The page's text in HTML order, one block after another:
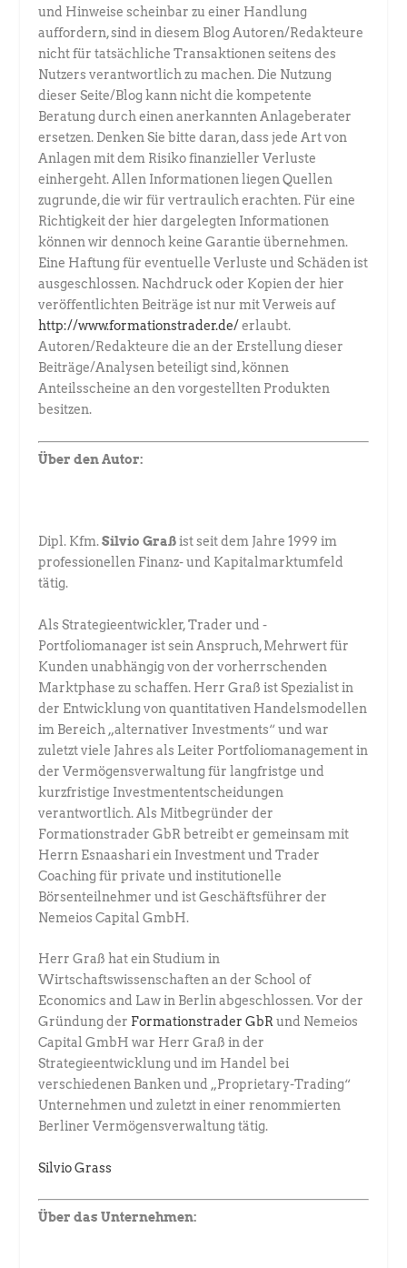
und Hinweise scheinbar zu einer Handlung
auffordern, sind in diesem Blog Autoren/Redakteure
nicht für tatsächliche Transaktionen seitens des
Nutzers verantwortlich zu machen. Die Nutzung
dieser Seite/Blog kann nicht die kompetente
Beratung durch einen anerkannten Anlageberater
ersetzen. Denken Sie bitte daran, dass jede Art von
Anlagen mit dem Risiko finanzieller Verluste
einhergeht. Allen Informationen liegen Quellen
zugrunde, die wir für vertraulich erachten. Für eine
Richtigkeit der hier dargelegten Informationen
können wir dennoch keine Garantie übernehmen.
Eine Haftung für eventuelle Verluste und Schäden ist
ausgeschlossen. Nachdruck oder Kopien der hier
veröffentlichten Beiträge ist nur mit Verweis auf
http://www.formationstrader.de/ erlaubt.
Autoren/Redakteure die an der Erstellung dieser
Beiträge/Analysen beteiligt sind, können
Anteilsscheine an den vorgestellten Produkten
besitzen.
Über den Autor:
Dipl. Kfm.Silvio Graßist seit dem Jahre 1999 im
professionellen Finanz- und Kapitalmarktumfeld
tätig.
Als Strategieentwickler, Trader und ­
Portfoliomanager ist sein Anspruch, Mehrwert für
Kunden unabhängig von der vorherrschenden
Marktphase zu schaffen. Herr Graß ist Spezialist in
der Entwicklung von quantitativen Handelsmodellen
im Bereich „alternativer Investments“ und war
zuletzt viele Jahres als Leiter Portfoliomanagement in
der Vermögensverwaltung für langfristge und
kurzfristige Investment­entscheidungen
verantwortlich. Als Mitbegründer der
Formationstrader GbR betreibt er gemeinsam mit
Herrn Esnaashari ein Investment und Trader
Coaching für private und institutionelle
Börsenteilnehmer und ist Geschäftsführer der
Nemeios Capital GmbH.
Herr Graß hat ein Studium in
Wirtschaftswissenschaften an der School of
Economics and Law in Berlin abgeschlossen. Vor der
Gründung der ­ Formationstrader GbRund Nemeios
Capital GmbH war Herr Graß in der
Strategieentwicklung und im Handel bei
verschiedenen Banken und „Proprietary-Trading“
Unternehmen und zuletzt in einer renommierten
Berliner Vermögensverwaltung tätig.
Silvio Grass
Über das Unternehmen: